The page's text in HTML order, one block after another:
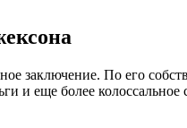
заключение. По его
и еще более